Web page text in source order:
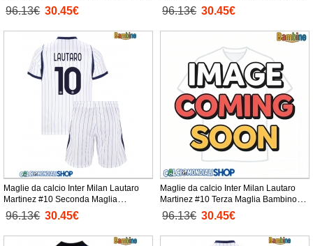
+ Pantaloni corti)
96.13€ 30.45€
2026-27 Manica Corta + Pantaloni
corti)
96.13€ 30.45€
Maglie da calcio Inter Milan Lautaro
Martinez #10 Seconda Maglia
Bambino 2026-27 Manica Corta +
Pantaloni corti)
96.13€ 30.45€
Maglie da calcio Inter Milan Lautaro
Martinez #10 Terza Maglia Bambino
2026-27 Manica Corta + Pantaloni
corti)
96.13€ 30.45€